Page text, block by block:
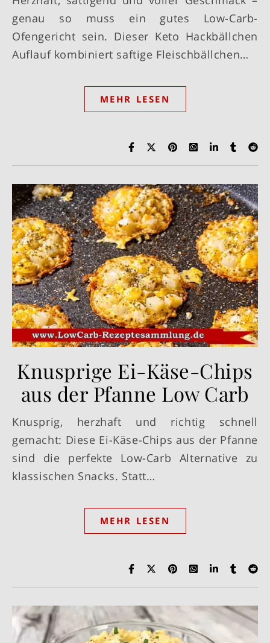
genau so muss ein gutes Low-Carb-
Ofengericht sein. Dieser Keto Hackbällchen
Auflauf kombiniert saftige Fleischbällchen…
MEHR LESEN
Knusprige Ei-Käse-Chips
aus der Pfanne Low Carb
Knusprig, herzhaft und richtig schnell
gemacht: Diese Ei-Käse-Chips aus der Pfanne
sind die perfekte Low-Carb Alternative zu
klassischen Snacks. Statt…
MEHR LESEN